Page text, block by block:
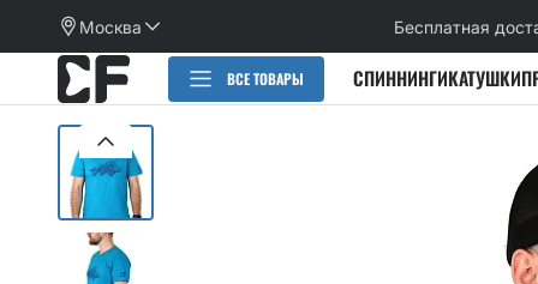
Москва Бесплатная
ВСЕ ТОВАРЫ
РАСПРОДАЖА
СПИННИНГИ
СПИННИНГИКАТУШКИ